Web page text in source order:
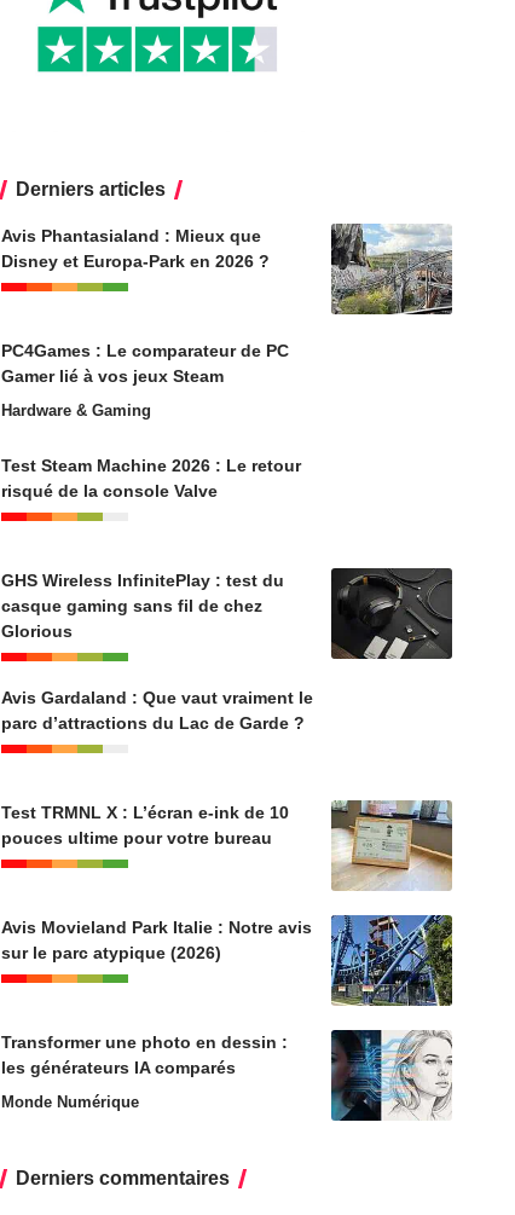
Derniers articles
Avis Phantasialand : Mieux que
Disney et Europa-Park en 2026 ?
PC4Games : Le comparateur de PC
Gamer lié à vos jeux Steam
Hardware & Gaming
Test Steam Machine 2026 : Le retour
risqué de la console Valve
GHS Wireless InfinitePlay : test du
casque gaming sans fil de chez
Glorious
Avis Gardaland : Que vaut vraiment le
parc d’attractions du Lac de Garde ?
Test TRMNL X : L’écran e-ink de 10
pouces ultime pour votre bureau
Avis Movieland Park Italie : Notre avis
sur le parc atypique (2026)
Transformer une photo en dessin :
les générateurs IA comparés
Monde Numérique
Derniers commentaires